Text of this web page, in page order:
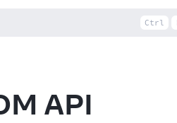
Ctrl
API